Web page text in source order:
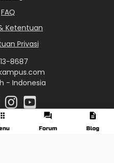
FAQ
Ketentuan
Privasi
8687
- Indonesia
Forum Blog